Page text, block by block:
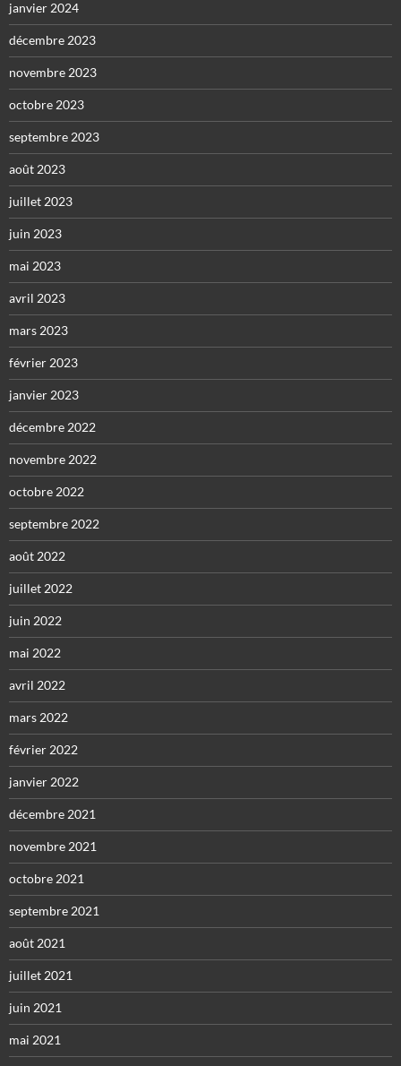
janvier 2024
décembre 2023
novembre 2023
octobre 2023
septembre 2023
août 2023
juillet 2023
juin 2023
mai 2023
avril 2023
mars 2023
février 2023
janvier 2023
décembre 2022
novembre 2022
octobre 2022
septembre 2022
août 2022
juillet 2022
juin 2022
mai 2022
avril 2022
mars 2022
février 2022
janvier 2022
décembre 2021
novembre 2021
octobre 2021
septembre 2021
août 2021
juillet 2021
juin 2021
mai 2021